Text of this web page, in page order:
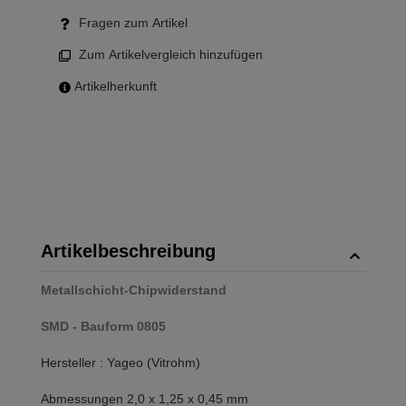
Fragen zum Artikel
Zum Artikelvergleich hinzufügen
Artikelherkunft
Artikelbeschreibung
Metallschicht-Chipwiderstand
SMD - Bauform 0805
Hersteller : Yageo (Vitrohm)
Abmessungen 2,0 x 1,25 x 0,45 mm